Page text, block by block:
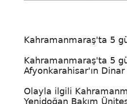
Kahramanmaraş'ta 5
Kahramanmaraş'ta 5
Afyonkarahisar'ın
Olayla ilgili
Yenidoğan Bakım